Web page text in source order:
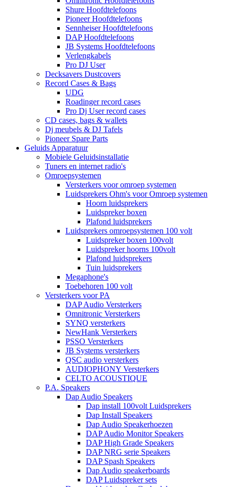
Shure Hoofdtelefoons
Pioneer Hoofdtelefoons
Sennheiser Hoofdtelefoons
DAP Hoofdtelefoons
JB Systems Hoofdtelefoons
Verlengkabels
Pro DJ User
Decksavers Dustcovers
Record Cases & Bags
UDG
Roadinger record cases
Pro Dj User record cases
CD cases, bags & wallets
Dj meubels & DJ Tafels
Pioneer Spare Parts
Geluids Apparatuur
Mobiele Geluidsinstallatie
Tuners en internet radio's
Omroepsystemen
Versterkers voor omroep systemen
Luidsprekers Ohm's voor Omroep systemen
Hoorn luidsprekers
Luidspreker boxen
Plafond luidsprekers
Luidsprekers omroepsystemen 100 volt
Luidspreker boxen 100volt
Luidspreker hoorns 100volt
Plafond luidsprekers
Tuin luidsprekers
Megaphone's
Toebehoren 100 volt
Versterkers voor PA
DAP Audio Versterkers
Omnitronic Versterkers
SYNQ versterkers
NewHank Versterkers
PSSO Versterkers
JB Systems versterkers
QSC audio versterkers
AUDIOPHONY Versterkers
CELTO ACOUSTIQUE
P.A. Speakers
Dap Audio Speakers
Dap install 100volt Luidsprekers
Dap Install Speakers
Dap Audio Speakerhoezen
DAP Audio Monitor Speakers
DAP High Grade Speakers
DAP NRG serie Speakers
DAP Spash Speakers
Dap Audio speakerboards
DAP Luidspreker sets